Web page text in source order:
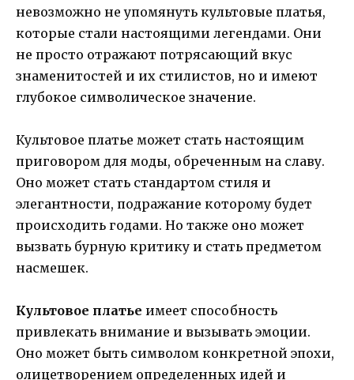
невозможно не упомянуть культовые платья,
которые стали настоящими легендами. Они
не просто отражают потрясающий вкус
знаменитостей и их стилистов, но и имеют
глубокое символическое значение.
Культовое платье может стать настоящим
приговором для моды, обреченным на славу.
Оно может стать стандартом стиля и
элегантности, подражание которому будет
происходить годами. Но также оно может
вызвать бурную критику и стать предметом
насмешек.
Культовое платье имеет способность
привлекать внимание и вызывать эмоции.
Оно может быть символом конкретной эпохи,
олицетворением определенных идей и